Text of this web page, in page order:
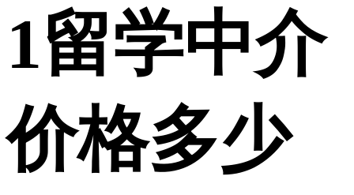
1留学中介
价格多少